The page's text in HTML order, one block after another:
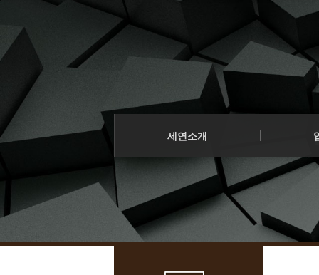
세연소개
오시는 길
프로젝트
기업법무
소송/중재
오시는 길
프로젝트
구조화금융
기업법무
세연소개
업무소개
구성원
- 구성원 소개
인재영입
Sketchbook5, 스케치북5
Sketchbook5, 스케치북5